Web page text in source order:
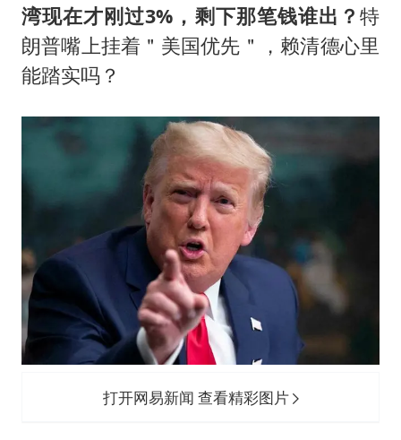
湾现在才刚过3%，剩下那笔钱谁出？特
朗普嘴上挂着＂美国优先＂，赖清德心里
能踏实吗？
打开网易新闻 查看精彩图片